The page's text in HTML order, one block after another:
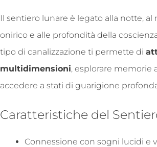
Il sentiero lunare è legato alla notte, al
onirico e alle profondità della
tipo di canalizzazione ti permette di
multidimensioni, esplorare memorie
accedere a stati di guarigione
Caratteristiche del
Connessione con sogni lucidi e